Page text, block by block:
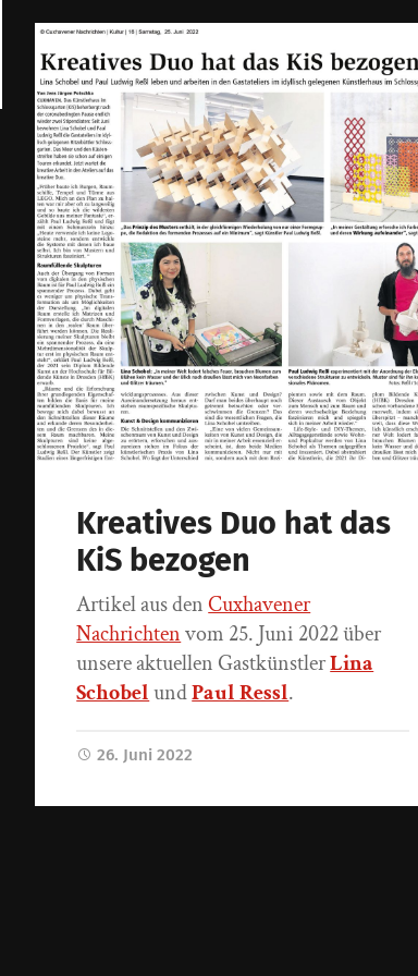
Kreatives Duo hat das
KiS bezogen
Artikel aus denCuxhavener
Nachrichtenvom 25. Juni 2022 über
unsere aktuellen GastkünstlerLina
SchobelundPaul Ressl.
26. Juni 2022